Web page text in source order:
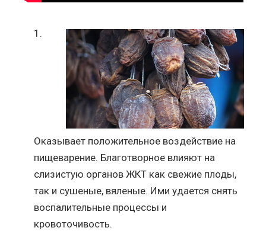
Оказывает положительное воздействие на
пищеварение. Благотворное влияют на
слизистую органов ЖКТ как свежие плоды,
так и сушеные, вяленые. Ими удается снять
воспалительные процессы и
кровоточивость.